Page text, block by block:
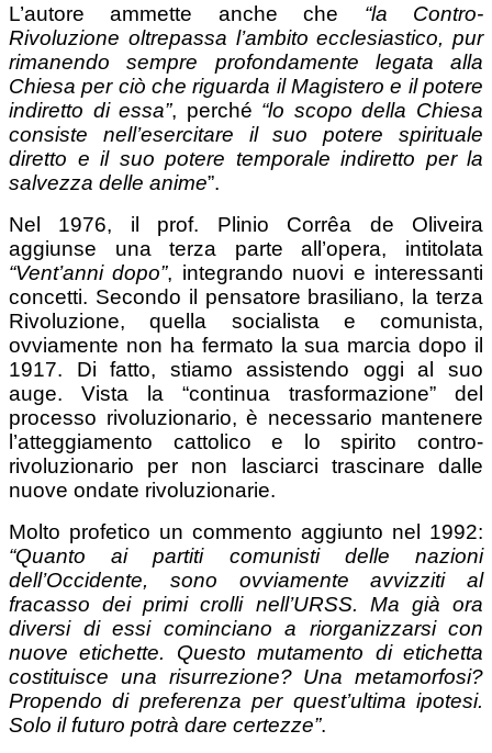
L’autore ammette anche che “la Contro-
Rivoluzione oltrepassa l’ambito ecclesiastico, pur
rimanendo sempre profondamente legata alla
Chiesa per ciò che riguarda il Magistero e il potere
indiretto di essa”, perché “lo scopo della Chiesa
consiste nell’esercitare il suo potere spirituale
diretto e il suo potere temporale indiretto per la
salvezza delle anime”.
Nel 1976, il prof. Plinio Corrêa de Oliveira
aggiunse una terza parte all’opera, intitolata
“Vent’anni dopo”, integrando nuovi e interessanti
concetti. Secondo il pensatore brasiliano, la terza
Rivoluzione, quella socialista e comunista,
ovviamente non ha fermato la sua marcia dopo il
1917. Di fatto, stiamo assistendo oggi al suo
auge. Vista la “continua trasformazione” del
processo rivoluzionario, è necessario mantenere
l’atteggiamento cattolico e lo spirito contro-
rivoluzionario per non lasciarci trascinare dalle
nuove ondate rivoluzionarie.
Molto profetico un commento aggiunto nel 1992:
“Quanto ai partiti comunisti delle nazioni
dell’Occidente, sono ovviamente avvizziti al
fracasso dei primi crolli nell’URSS. Ma già ora
diversi di essi cominciano a riorganizzarsi con
nuove etichette. Questo mutamento di etichetta
costituisce una risurrezione? Una metamorfosi?
Propendo di preferenza per quest’ultima ipotesi.
Solo il futuro potrà dare certezze”.